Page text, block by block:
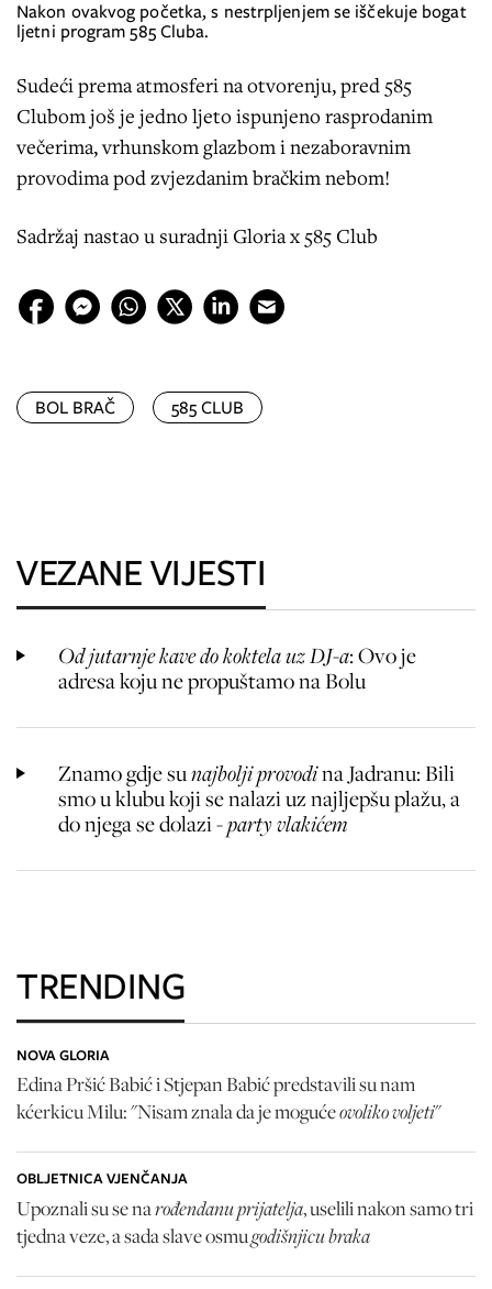
Nakon ovakvog početka, s nestrpljenjem se iščekuje bogat
ljetni program 585 Cluba.
Sudeći prema atmosferi na otvorenju, pred 585
Clubom još je jedno ljeto ispunjeno rasprodanim
večerima, vrhunskom glazbom i nezaboravnim
provodima pod zvjezdanim bračkim nebom!
Sadržaj nastao u suradnji Gloria x 585 Club
BOL BRAČ 585 CLUB
VEZANE VIJESTI
Od jutarnje kave do koktela uz DJ-a: Ovo je
adresa koju ne propuštamo na Bolu
Znamo gdje sunajbolji provodina Jadranu: Bili
smo u klubu koji se nalazi uz najljepšu plažu, a
do njega se dolazi -party vlakićem
TRENDING
NOVA GLORIA
Edina Pršić Babić i Stjepan Babić predstavili su nam
kćerkicu Milu: "Nisam znala da je mogućeovoliko voljeti"
OBLJETNICA VJENČANJA
Upoznali su se narođendanu prijatelja, uselili nakon samo tri
tjedna veze, a sada slave osmugodišnjicu braka